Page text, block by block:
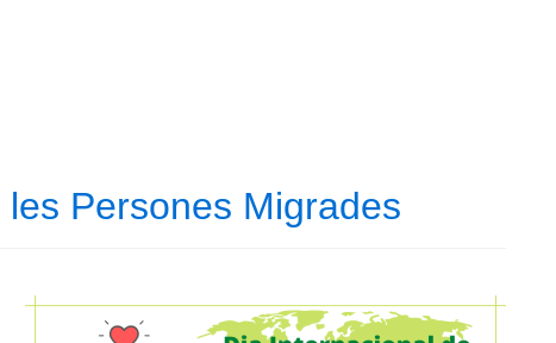
Persones Migrades